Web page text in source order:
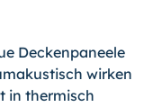
Deckenpaneele
wirken
in thermisch